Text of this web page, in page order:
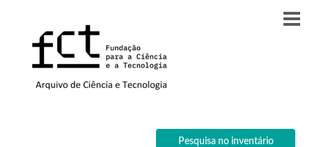
Pesquisa no inventário